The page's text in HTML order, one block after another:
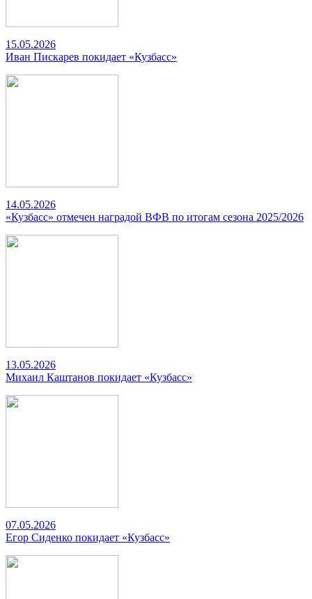
15.05.2026
Иван Пискарев покидает «Кузбасс»
14.05.2026
«Кузбасс» отмечен наградой ВФВ по итогам сезона 2025/2026
13.05.2026
Михаил Каштанов покидает «Кузбасс»
07.05.2026
Егор Сиденко покидает «Кузбасс»